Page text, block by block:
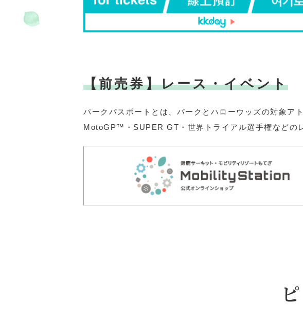
【前売券】レース・イベント
パークパスポートとは、パークとハローウッズの対象ア
MotoGP™・SUPER GT・世界トライアル選手権などの